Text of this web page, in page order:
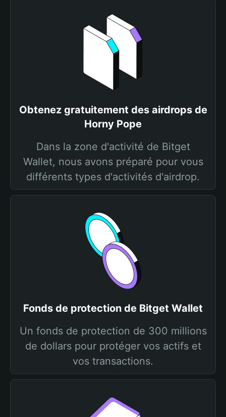
Obtenez gratuitement des airdrops de
Horny Pope
Dans la zone d'activité de Bitget
Wallet, nous avons préparé pour vous
différents types d'activités d'airdrop.
Fonds de protection de Bitget Wallet
Un fonds de protection de 300 millions
de dollars pour protéger vos actifs et
vos transactions.